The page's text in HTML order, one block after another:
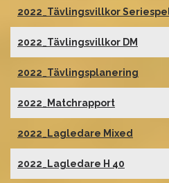
2022_Tävlingsvillkor
2022_Tävlingsvillkor DM
2022_Tävlingsplanering
2022_Matchrapport
2022_Lagledare Mixed
2022_Lagledare H 40